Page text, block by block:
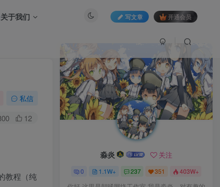
关于我们 写文章 开通会员
私信
12
教程（纯
淼炎 关注
0 1.1W+ 237 351 403W+